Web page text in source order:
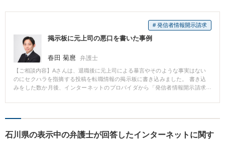
# 発信者情報開示請求
掲示板に元上司の悪口を書いた事例
春田 菊麿 弁護士
【ご相談内容】Aさんは、退職後に元上司による暴言やそのような事実はない
のにセクハラを指摘する投稿を転職情報の掲示板に書き込みました。 書き込
みをした数か月後、インターネットのプロバイダから「発信者情報開示請求
報開示請求をしていることがわかり、Aさんは慌てて当事務所に相談しまし
渉をする方針となりました。 元上司の怒りは強く損害賠償として300万円を
請求されましたが、交渉の末、50万円での示談が成立し無事解決となりまし
石川県の表示中の弁護士が回答したインターネットに関す